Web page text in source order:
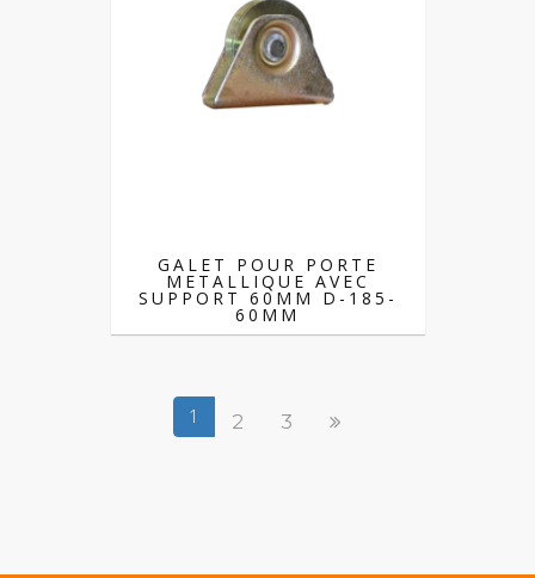
GALET POUR PORTE
METALLIQUE AVEC
SUPPORT 60MM D-185-
60MM
1 2 3